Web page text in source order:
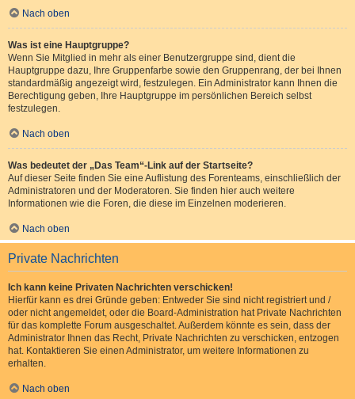
Nach oben
Was ist eine Hauptgruppe?
Wenn Sie Mitglied in mehr als einer Benutzergruppe sind, dient die
Hauptgruppe dazu, Ihre Gruppenfarbe sowie den Gruppenrang, der bei Ihnen
standardmäßig angezeigt wird, festzulegen. Ein Administrator kann Ihnen die
Berechtigung geben, Ihre Hauptgruppe im persönlichen Bereich selbst
festzulegen.
Nach oben
Was bedeutet der „Das Team“-Link auf der Startseite?
Auf dieser Seite finden Sie eine Auflistung des Forenteams, einschließlich der
Administratoren und der Moderatoren. Sie finden hier auch weitere
Informationen wie die Foren, die diese im Einzelnen moderieren.
Nach oben
Private Nachrichten
Ich kann keine Privaten Nachrichten verschicken!
Hierfür kann es drei Gründe geben: Entweder Sie sind nicht registriert und /
oder nicht angemeldet, oder die Board-Administration hat Private Nachrichten
für das komplette Forum ausgeschaltet. Außerdem könnte es sein, dass der
Administrator Ihnen das Recht, Private Nachrichten zu verschicken, entzogen
hat. Kontaktieren Sie einen Administrator, um weitere Informationen zu
erhalten.
Nach oben